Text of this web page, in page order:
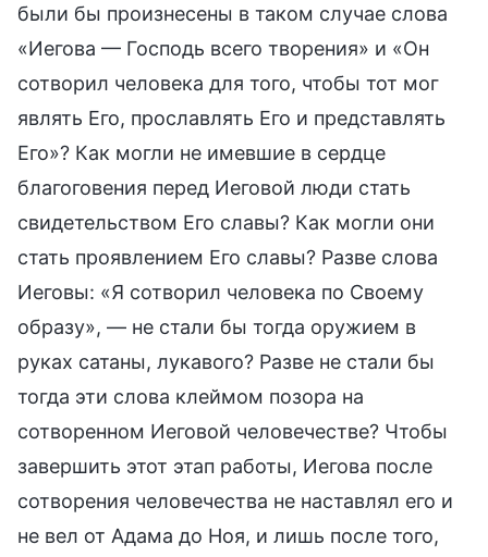
были бы произнесены в таком случае слова
«Иегова — Господь всего творения» и «Он
сотворил человека для того, чтобы тот мог
являть Его, прославлять Его и представлять
Его»? Как могли не имевшие в сердце
благоговения перед Иеговой люди стать
свидетельством Его славы? Как могли они
стать проявлением Его славы? Разве слова
Иеговы: «Я сотворил человека по Своему
образу», — не стали бы тогда оружием в
руках сатаны, лукавого? Разве не стали бы
тогда эти слова клеймом позора на
сотворенном Иеговой человечестве? Чтобы
завершить этот этап работы, Иегова после
сотворения человечества не наставлял его и
не вел от Адама до Ноя, и лишь после того,